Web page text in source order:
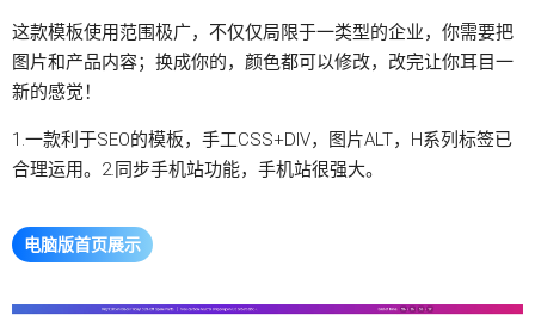
这款模板使用范围极广，不仅仅局限于一类型的企业，你需要把
图片和产品内容；换成你的，颜色都可以修改，改完让你耳目一
新的感觉！
1.一款利于SEO的模板，手工CSS+DIV，图片ALT，H系列标签已
合理运用。2.同步手机站功能，手机站很强大。
电脑版首页展示